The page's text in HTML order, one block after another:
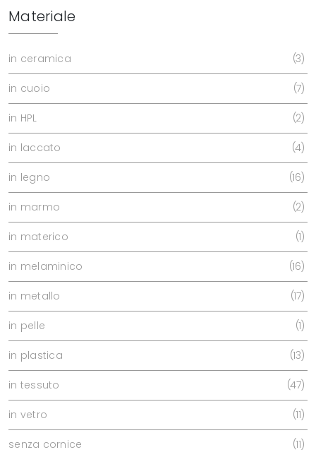
Materiale
in ceramica 3
in cuoio 7
in HPL 2
in laccato 4
in legno 16
in marmo 2
in materico 1
in melaminico 16
in metallo 17
in pelle 1
in plastica 13
in tessuto 47
in vetro 11
senza cornice 11